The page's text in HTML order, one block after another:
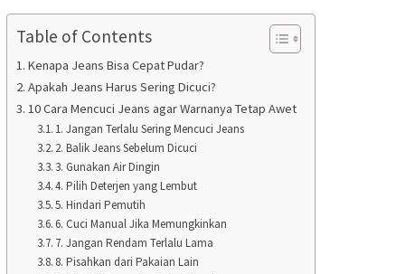
Table of Contents
Kenapa Jeans Bisa Cepat Pudar?
Apakah Jeans Harus Sering Dicuci?
10 Cara Mencuci Jeans agar Warnanya Tetap Awet
1. Jangan Terlalu Sering Mencuci Jeans
2. Balik Jeans Sebelum Dicuci
3. Gunakan Air Dingin
4. Pilih Deterjen yang Lembut
5. Hindari Pemutih
6. Cuci Manual Jika Memungkinkan
7. Jangan Rendam Terlalu Lama
8. Pisahkan dari Pakaian Lain